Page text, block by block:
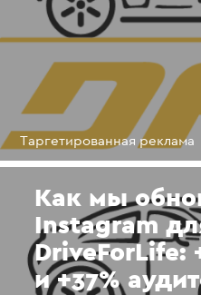
Таргетированная реклама
Как мы
Instagram
DriveForLife:
и +37%